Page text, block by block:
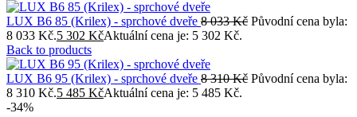
LUX B6 85 (Krilex) - sprchové dveře 8 033Kč Původní cena byla:
8 033 Kč.5 302 KčAktuální cena je: 5 302 Kč.
Back to products
LUX B6 95 (Krilex) - sprchové dveře 8 310Kč Původní cena byla:
8 310 Kč.5 485 KčAktuální cena je: 5 485 Kč.
-34%